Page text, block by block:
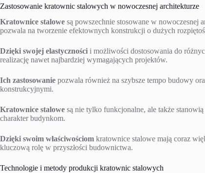
Zastosowanie kratownic stalowych w nowoczesnej architekturze
Kratownice stalowe są powszechnie stosowane w nowoczesnej
pozwala na tworzenie efektownych konstrukcji o dużych
Dzięki swojej elastyczności i możliwości dostosowania do
realizację nawet najbardziej wymagających projektów.
Ich zastosowanie pozwala również na szybsze tempo budowy
konstrukcyjnymi.
Kratownice stalowe są nie tylko funkcjonalne, ale także
charakter budynkom.
Dzięki swoim właściwościom kratownice stalowe mają coraz
kluczową rolę w przyszłości budownictwa.
Technologie i metody produkcji kratownic stalowych